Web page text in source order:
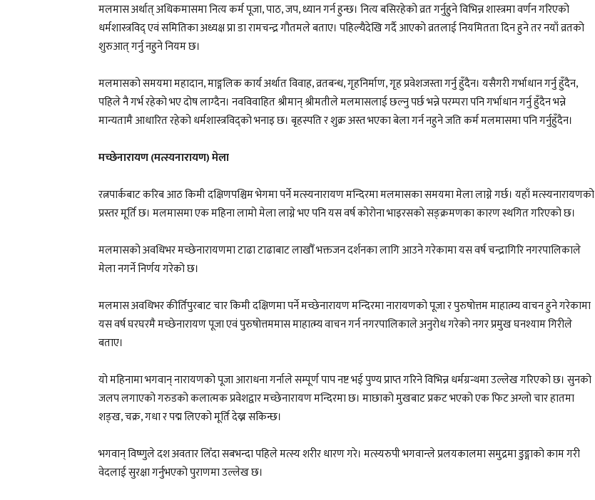
मलमास अर्थात् अधिकमासमा नित्य कर्म पूजा, पाठ, जप, ध्यान गर्न हुन्छ। नित्य बसिरहेको व्रत गर्नुहुने विभिन्न शास्त्रमा वर्णन गरिएको
धर्मशास्त्रविद् एवं समितिका अध्यक्ष प्रा डा रामचन्द्र गौतमले बताए। पहिल्यैदेखि गर्दै आएको व्रतलाई नियमितता दिन हुने तर नयाँ व्रतको
शुरुआत् गर्नु नहुने नियम छ।
मलमासको समयमा महादान, माङ्गलिक कार्य अर्थात विवाह, व्रतबन्ध, गृहनिर्माण, गृह प्रवेशजस्ता गर्नु हुँदैन। यसैगरी गर्भाधान गर्नु हुँदैन,
पहिले नै गर्भ रहेको भए दोष लाग्दैन। नवविवाहित श्रीमान् श्रीमतीले मलमासलाई छल्नु पर्छ भन्ने परम्परा पनि गर्भाधान गर्नु हुँदैन भन्ने
मान्यतामै आधारित रहेको धर्मशास्त्रविद्को भनाइ छ। बृहस्पति र शुक्र अस्त भएका बेला गर्न नहुने जति कर्म मलमासमा पनि गर्नुहुँदैन।
मच्छेनारायण (मत्स्यनारायण) मेला
रत्नपार्कबाट करिब आठ किमी दक्षिणपश्चिम भेगमा पर्ने मत्स्यनारायण मन्दिरमा मलमासका समयमा मेला लाग्ने गर्छ। यहाँ मत्स्यनारायणको
प्रस्तर मूर्ति छ। मलमासमा एक महिना लामो मेला लाग्ने भए पनि यस वर्ष कोरोना भाइरसको सङ्क्रमणका कारण स्थगित गरिएको छ।
मलमासको अवधिभर मच्छेनारायणमा टाढा टाढाबाट लाखौँ भक्तजन दर्शनका लागि आउने गरेकामा यस वर्ष चन्द्रागिरि नगरपालिकाले
मेला नगर्ने निर्णय गरेको छ।
मलमास अवधिभर कीर्तिपुरबाट चार किमी दक्षिणमा पर्ने मच्छेनारायण मन्दिरमा नारायणको पूजा र पुरुषोत्तम माहात्म्य वाचन हुने गरेकामा
यस वर्ष घरघरमै मच्छेनारायण पूजा एवं पुरुषोत्तममास माहात्म्य वाचन गर्न नगरपालिकाले अनुरोध गरेको नगर प्रमुख घनश्याम गिरीले
बताए।
यो महिनामा भगवान् नारायणको पूजा आराधना गर्नाले सम्पूर्ण पाप नष्ट भई पुण्य प्राप्त गरिने विभिन्न धर्मग्रन्थमा उल्लेख गरिएको छ। सुनको
जलप लगाएको गरुडको कलात्मक प्रवेशद्वार मच्छेनारायण मन्दिरमा छ। माछाको मुखबाट प्रकट भएको एक फिट अग्लो चार हातमा
शङ्ख, चक्र, गधा र पद्म लिएको मूर्ति देख्न सकिन्छ।
भगवान् विष्णुले दश अवतार लिँदा सबभन्दा पहिले मत्स्य शरीर धारण गरे। मत्स्यरुपी भगवान्ले प्रलयकालमा समुद्रमा डुङ्गाको काम गरी
वेदलाई सुरक्षा गर्नुभएको पुराणमा उल्लेख छ।